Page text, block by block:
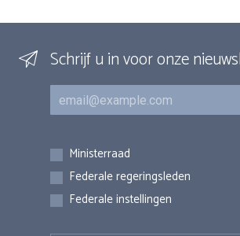
Schrijf u in voor onze
E-mail
Inschrijvingen
Ministerraad
Federale regeringsleden
Federale instellingen